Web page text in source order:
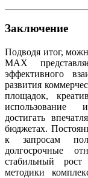
Заключение
Подводя итог,
MAX
эффективного
развития
площадок,
использование
достигать
бюджетах.
к запросам
долгосрочные
стабильный
методики